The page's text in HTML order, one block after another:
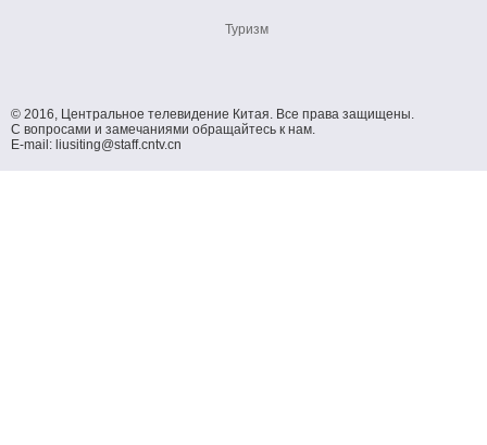
Туризм
© 2016, Центральное телевидение Китая. Все права защищены.
С вопросами и замечаниями обращайтесь к нам.
E-mail: liusiting@staff.cntv.cn